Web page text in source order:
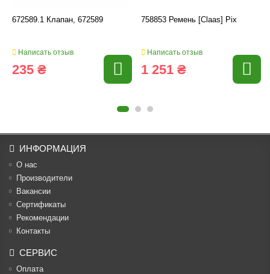
672589.1 Клапан, 672589
Написать отзыв
235 ₴
758853 Ремень [Claas] Pix
Написать отзыв
1 251 ₴
ИНФОРМАЦИЯ
О нас
Производители
Вакансии
Cертификаты
Рекомендации
Контакты
СЕРВИС
Оплата